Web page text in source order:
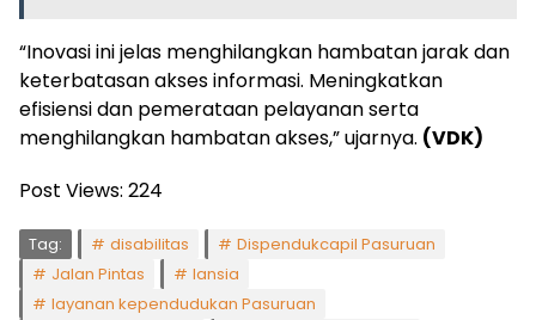
“Inovasi ini jelas menghilangkan hambatan jarak dan
keterbatasan akses informasi. Meningkatkan
efisiensi dan pemerataan pelayanan serta
menghilangkan hambatan akses,” ujarnya. (VDK)
Post Views: 224
Tag: disabilitas
Dispendukcapil Pasuruan
Jalan Pintas
lansia
layanan kependudukan Pasuruan